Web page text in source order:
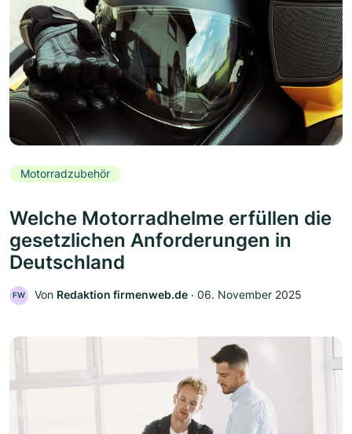
Motorradzubehör
Welche Motorradhelme erfüllen die
gesetzlichen Anforderungen in
Deutschland
FW Von Redaktion firmenweb.de ‧ 06. November 2025